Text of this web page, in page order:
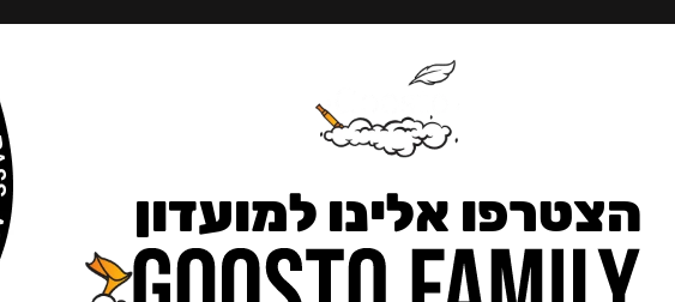
הצטרפו אלינו למועדון